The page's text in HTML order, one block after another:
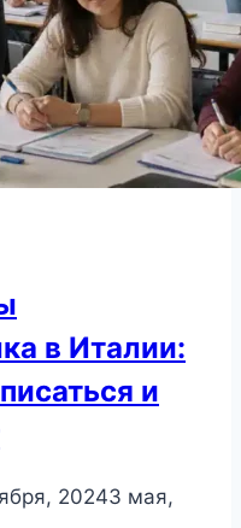
в Италии:
и
20243 мая,